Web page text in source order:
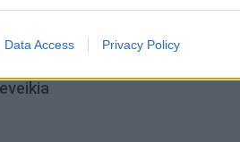
Data Access Privacy Policy